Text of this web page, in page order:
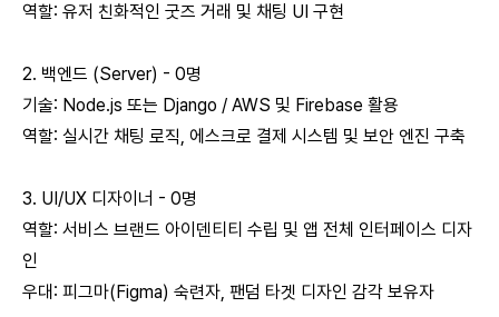
역할: 유저 친화적인 굿즈 거래 및 채팅 UI 구현
2. 백엔드 (Server) - 0명
기술: Node.js 또는 Django / AWS 및 Firebase 활용
역할: 실시간 채팅 로직, 에스크로 결제 시스템 및 보안 엔진 구축
3. UI/UX 디자이너 - 0명
역할: 서비스 브랜드 아이덴티티 수립 및 앱 전체 인터페이스 디자
인
우대: 피그마(Figma) 숙련자, 팬덤 타겟 디자인 감각 보유자